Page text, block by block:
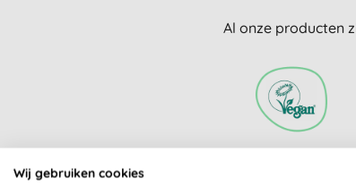
Al onze producten
Wij gebruiken cookies